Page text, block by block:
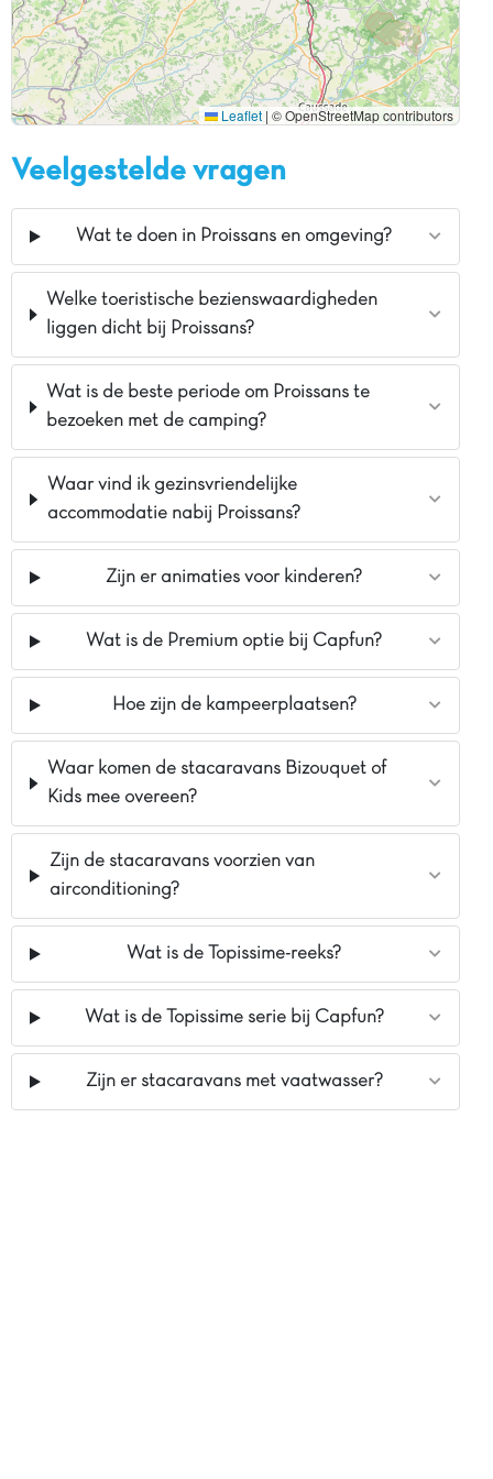
Leaflet | © OpenStreetMap contributors
Veelgestelde vragen
Wat te doen in Proissans en omgeving?
Welke toeristische bezienswaardigheden
liggen dicht bij Proissans?
Wat is de beste periode om Proissans te
bezoeken met de camping?
Waar vind ik gezinsvriendelijke
accommodatie nabij Proissans?
Zijn er animaties voor kinderen?
Wat is de Premium optie bij Capfun?
Hoe zijn de kampeerplaatsen?
Waar komen de stacaravans Bizouquet of
Kids mee overeen?
Zijn de stacaravans voorzien van
airconditioning?
Wat is de Topissime-reeks?
Wat is de Topissime serie bij Capfun?
Zijn er stacaravans met vaatwasser?